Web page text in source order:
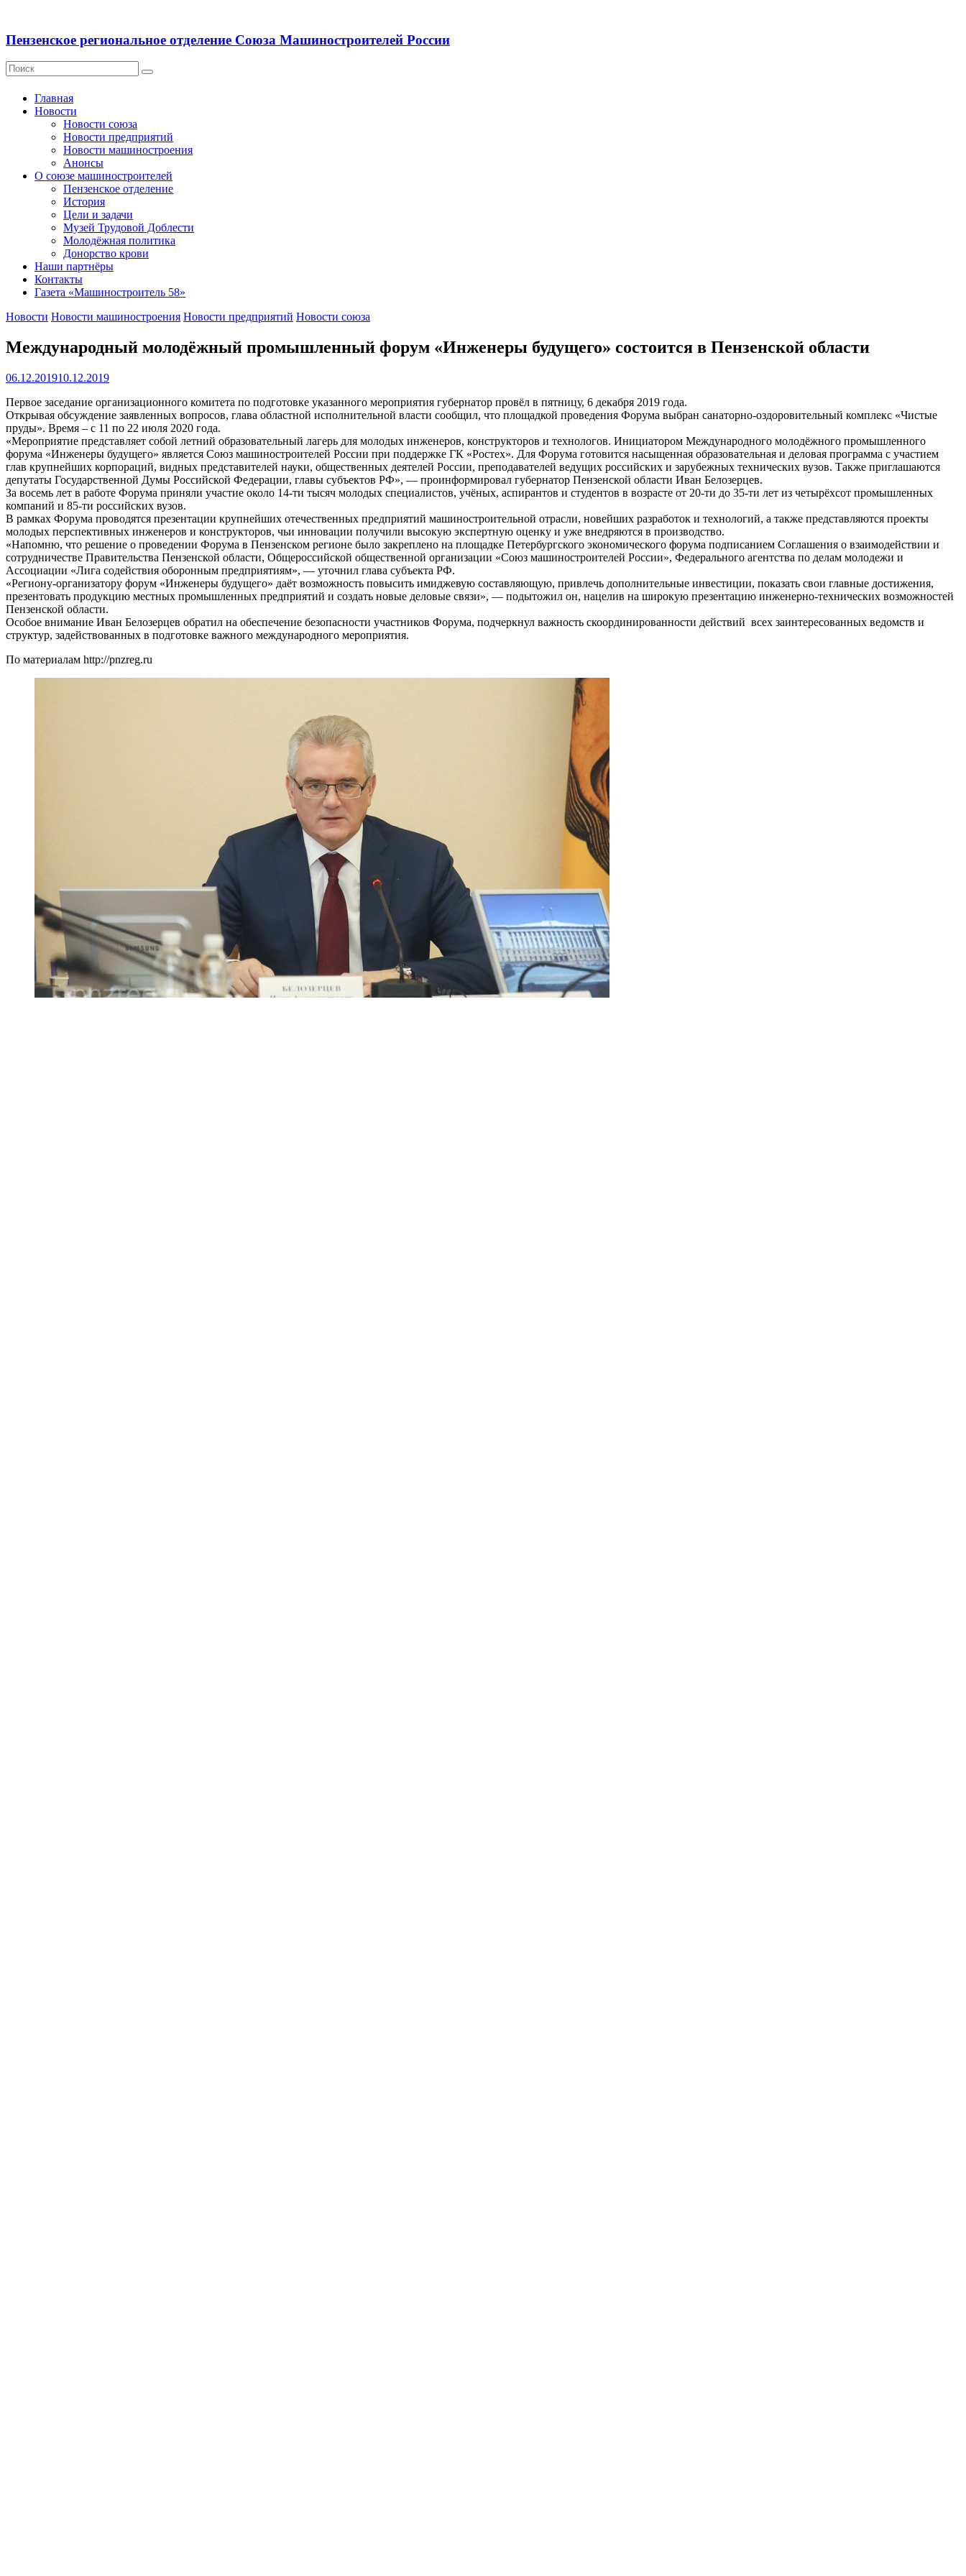
Пензенское региональное отделение Союза Машиностроителей России
Главная
Новости
Новости союза
Новости предприятий
Новости машиностроения
Анонсы
О союзе машиностроителей
Пензенское отделение
История
Цели и задачи
Музей Трудовой Доблести
Молодёжная политика
Донорство крови
Наши партнёры
Контакты
Газета «Машиностроитель 58»
Новости Новости машиностроения Новости предприятий Новости союза
Международный молодёжный промышленный форум «Инженеры будущего» состоится в Пензенской области
06.12.201910.12.2019
Первое заседание организационного комитета по подготовке указанного мероприятия губернатор провёл в пятницу, 6 декабря 2019 года.
Открывая обсуждение заявленных вопросов, глава областной исполнительной власти сообщил, что площадкой проведения Форума выбран санаторно-оздоровительный комплекс «Чистые
пруды». Время – с 11 по 22 июля 2020 года.
«Мероприятие представляет собой летний образовательный лагерь для молодых инженеров, конструкторов и технологов. Инициатором Международного молодёжного промышленного
форума «Инженеры будущего» является Союз машиностроителей России при поддержке ГК «Ростех». Для Форума готовится насыщенная образовательная и деловая программа с участием
глав крупнейших корпораций, видных представителей науки, общественных деятелей России, преподавателей ведущих российских и зарубежных технических вузов. Также приглашаются
депутаты Государственной Думы Российской Федерации, главы субъектов РФ», — проинформировал губернатор Пензенской области Иван Белозерцев.
За восемь лет в работе Форума приняли участие около 14-ти тысяч молодых специалистов, учёных, аспирантов и студентов в возрасте от 20-ти до 35-ти лет из четырёхсот промышленных
компаний и 85-ти российских вузов.
В рамках Форума проводятся презентации крупнейших отечественных предприятий машиностроительной отрасли, новейших разработок и технологий, а также представляются проекты
молодых перспективных инженеров и конструкторов, чьи инновации получили высокую экспертную оценку и уже внедряются в производство.
«Напомню, что решение о проведении Форума в Пензенском регионе было закреплено на площадке Петербургского экономического форума подписанием Соглашения о взаимодействии и
сотрудничестве Правительства Пензенской области, Общероссийской общественной организации «Союз машиностроителей России», Федерального агентства по делам молодежи и
Ассоциации «Лига содействия оборонным предприятиям», — уточнил глава субъекта РФ.
«Региону-организатору форум «Инженеры будущего» даёт возможность повысить имиджевую составляющую, привлечь дополнительные инвестиции, показать свои главные достижения,
презентовать продукцию местных промышленных предприятий и создать новые деловые связи», — подытожил он, нацелив на широкую презентацию инженерно-технических возможностей
Пензенской области.
Особое внимание Иван Белозерцев обратил на обеспечение безопасности участников Форума, подчеркнул важность скоординированности действий всех заинтересованных ведомств и
структур, задействованных в подготовке важного международного мероприятия.
По материалам http://pnzreg.ru